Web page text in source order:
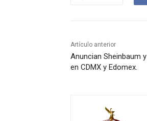
Artículo anterior
Anuncian Sheinbaum
en CDMX y Edomex.